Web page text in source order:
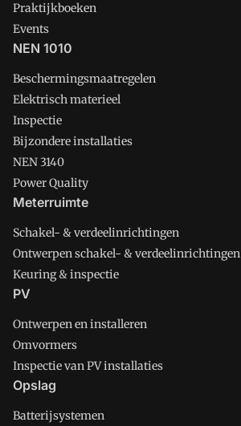
Praktijkboeken
Events
NEN 1010
Beschermingsmaatregelen
Elektrisch materieel
Inspectie
Bijzondere installaties
NEN 3140
Power Quality
Meterruimte
Schakel- & verdeelinrichtingen
Ontwerpen schakel- & verdeelinrichtingen
Keuring & inspectie
PV
Ontwerpen en installeren
Omvormers
Inspectie van PV installaties
Opslag
Batterijsystemen